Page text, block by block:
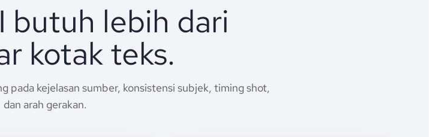
butuh lebih dari
kotak teks.
pada kejelasan sumber, konsistensi subjek, timing shot,
dan arah gerakan.